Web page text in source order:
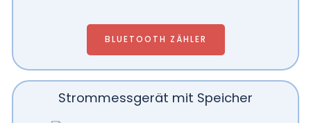
BLUETOOTH ZÄHLER
Strommessgerät mit Speicher